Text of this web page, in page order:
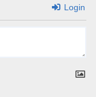
Login